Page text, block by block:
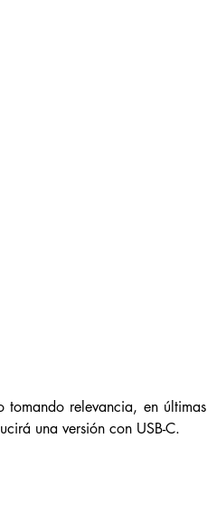
tomando relevancia, en últimas
una versión con USB-C.